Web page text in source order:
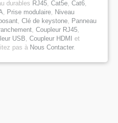
durables RJ45, Cat5e, Cat6,
, Prise modulaire, Niveau
, Clé de keystone, Panneau
, Coupleur RJ45,
USB, Coupleur HDMI
et
pas à Nous Contacter.